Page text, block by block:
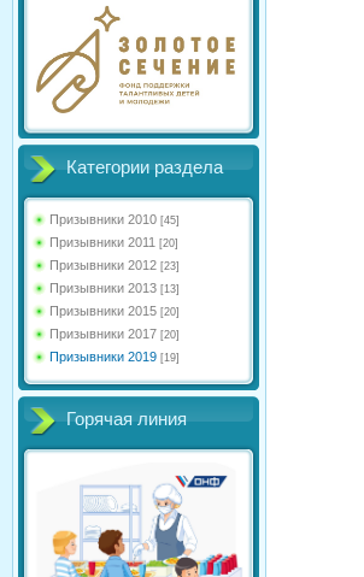
Категории раздела
Призывники 2010 [45]
Призывники 2011 [20]
Призывники 2012 [23]
Призывники 2013 [13]
Призывники 2015 [20]
Призывники 2017 [20]
Призывники 2019 [19]
Горячая линия